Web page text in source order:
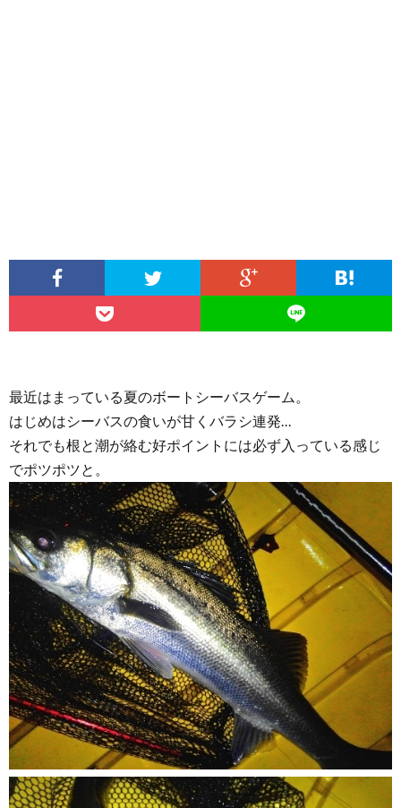
最近はまっている夏のボートシーバスゲーム。
はじめはシーバスの食いが甘くバラシ連発…
それでも根と潮が絡む好ポイントには必ず入っている感じ
でポツポツと。